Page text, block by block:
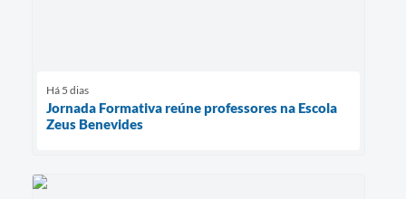
Há 5 dias
Jornada Formativa reúne professores na Escola
Zeus Benevides